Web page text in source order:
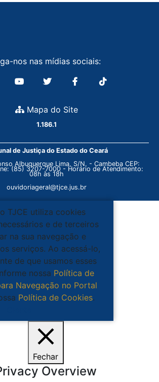
nos nas mídias sociais:
Mapa do Site
1.186.1
de Justiça do Estado do Ceará
Albuquerque Lima, S/N. - Cambeba CEP:
(85) 3207-7000 - Horário de Atendimento:
08h às 18h
ouvidoriageral@tjce.jus.br
TJCE utiliza cookies
e de terceiros
na sua navegação e
serviços. Ao acessá-lo,
de que usamos esses
nossa Política de
Navegação no Portal
Política de Cookies.
Fechar
Overview